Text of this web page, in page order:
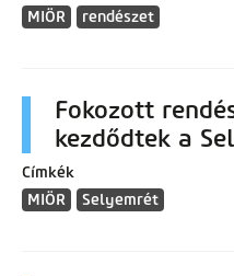
MIÖR
rendészet
Fokozott
kezdődtek a
Címkék
MIÖR
Selyemrét